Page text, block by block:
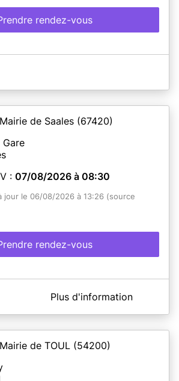
rendez-vous
Mairie de Saales (67420)
Gare
: 07/08/2026 à 08:30
jour le 06/08/2026 à 13:26 (source
rendez-vous
Services SaalesPlus d'information
Mairie de TOUL (54200)